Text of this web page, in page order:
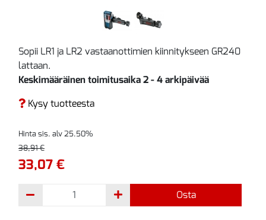
Sopii LR1 ja LR2 vastaanottimien kiinnitykseen GR240
lattaan.
Keskimääräinen toimitusaika 2 - 4 arkipäivää
Kysy tuotteesta
Hinta sis. alv 25.50%
38,91 €
33,07 €
Osta